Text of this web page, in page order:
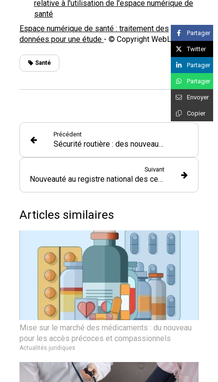
relative à l'utilisation de l'espace numérique de
santé
Espace numérique de santé : traitement des
données pour une étude - © Copyright WebLex
Santé
Précédent
Sécurité routière : des nouveautés pour les usagers de la route
Suivant
Nouveauté au registre national des certificats d’économie d’énergie
Articles similaires
Mise sur le marché des médicaments : du nouveau
pour les accès précoces et compassionnels
Actualités juridiques
Partager
Twitter
Partager
Partager
Envoyer
Copier